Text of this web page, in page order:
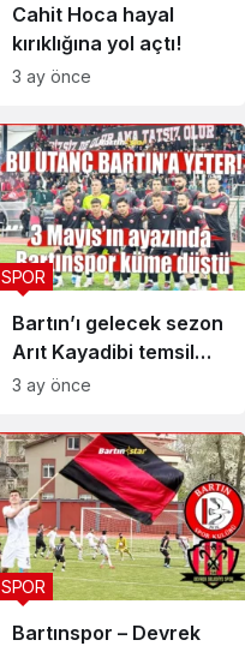
Cahit Hoca hayal
kırıklığına yol açtı!
3 ay önce
Bartın’ı gelecek sezon
Arıt Kayadibi temsil
edecek
SPOR
3 ay önce
Bartınspor – Devrek
SPOR